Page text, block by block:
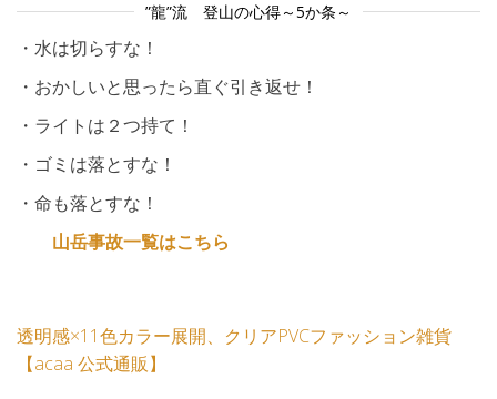
”龍”流 登山の心得～5か条～
・水は切らすな！
・おかしいと思ったら直ぐ引き返せ！
・ライトは２つ持て！
・ゴミは落とすな！
・命も落とすな！
山岳事故一覧はこちら
透明感×11色カラー展開、クリアPVCファッション雑貨
【acaa 公式通販】